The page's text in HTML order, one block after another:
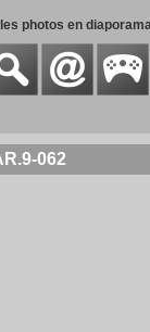
photos en
062